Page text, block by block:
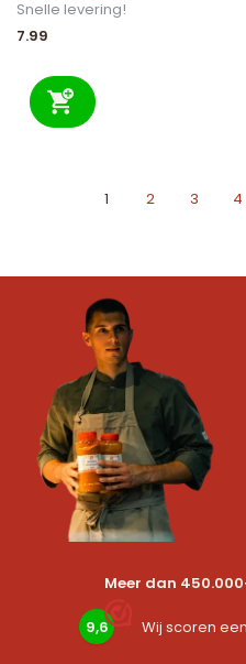
Snelle levering!
7.99
1 2 3 4
Meer dan
9,6 Wij scoren een